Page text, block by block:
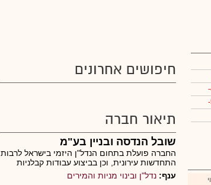
חיפושים אחרונים
תיאור חברה
שובל הנדסה ובניין בע"מ
החברה פועלת בתחום הנדל"ן היזמי בישראל לרבות
התחדשות עירונית, וכן בביצוע עבודות קבלניות
ענף: נדל"ן ובינוי מניות והמירים